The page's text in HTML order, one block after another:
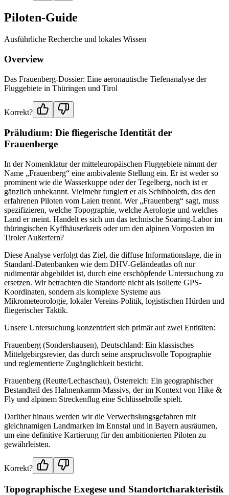
Piloten-Guide
Ausführliche Recherche und lokales Wissen
Overview
Das Frauenberg-Dossier: Eine aeronautische Tiefenanalyse der
Fluggebiete in Thüringen und Tirol
Korrekt?
Präludium: Die fliegerische Identität der
Frauenberge
In der Nomenklatur der mitteleuropäischen Fluggebiete nimmt der
Name „Frauenberg“ eine ambivalente Stellung ein. Er ist weder so
prominent wie die Wasserkuppe oder der Tegelberg, noch ist er
gänzlich unbekannt. Vielmehr fungiert er als Schibboleth, das den
erfahrenen Piloten vom Laien trennt. Wer „Frauenberg“ sagt, muss
spezifizieren, welche Topographie, welche Aerologie und welches
Land er meint. Handelt es sich um das technische Soaring-Labor im
thüringischen Kyffhäuserkreis oder um den alpinen Vorposten im
Tiroler Außerfern?
Diese Analyse verfolgt das Ziel, die diffuse Informationslage, die in
Standard-Datenbanken wie dem DHV-Geländeatlas oft nur
rudimentär abgebildet ist, durch eine erschöpfende Untersuchung zu
ersetzen. Wir betrachten die Standorte nicht als isolierte GPS-
Koordinaten, sondern als komplexe Systeme aus
Mikrometeorologie, lokaler Vereins-Politik, logistischen Hürden und
fliegerischer Taktik.
Unsere Untersuchung konzentriert sich primär auf zwei Entitäten:
Frauenberg (Sondershausen), Deutschland: Ein klassisches
Mittelgebirgsrevier, das durch seine anspruchsvolle Topographie
und reglementierte Zugänglichkeit besticht.
Frauenberg (Reutte/Lechaschau), Österreich: Ein geographischer
Bestandteil des Hahnenkamm-Massivs, der im Kontext von Hike &
Fly und alpinem Streckenflug eine Schlüsselrolle spielt.
Darüber hinaus werden wir die Verwechslungsgefahren mit
gleichnamigen Landmarken im Ennstal und in Bayern ausräumen,
um eine definitive Kartierung für den ambitionierten Piloten zu
gewährleisten.
Korrekt?
Topographische Exegese und Standortcharakteristik